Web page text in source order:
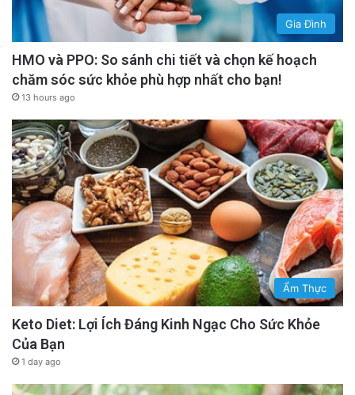
Gia Đình
HMO và PPO: So sánh chi tiết và chọn kế hoạch
chăm sóc sức khỏe phù hợp nhất cho bạn!
13 hours ago
Ẩm Thực
Keto Diet: Lợi Ích Đáng Kinh Ngạc Cho Sức Khỏe
Của Bạn
1 day ago